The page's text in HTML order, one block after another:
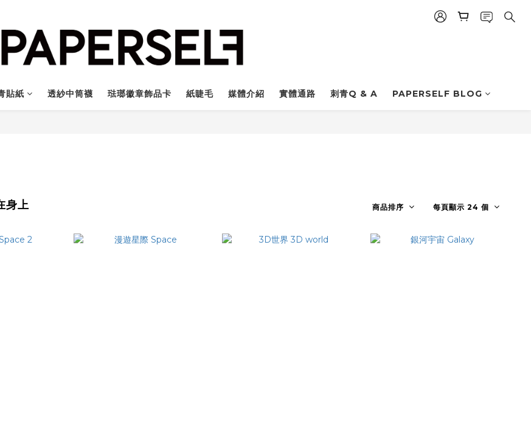
貼紙 透紗中筒襪 琺瑯徽章飾品卡 紙睫毛 媒體介紹 實體通路 刺青Q & A PAPERSELF BLOG
身上 商品排序 每頁顯示 24 個